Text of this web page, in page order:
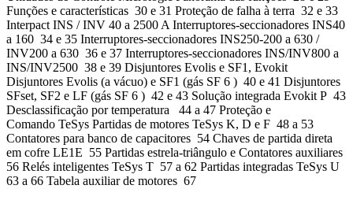
Funções e características 30 e 31 Proteção de falha à terra 32 e 33
Interpact INS / INV 40 a 2500 A Interruptores-seccionadores INS40
a 160 34 e 35 Interruptores-seccionadores INS250-200 a 630 /
INV200 a 630 36 e 37 Interruptores-seccionadores INS/INV800 a
INS/INV2500 38 e 39 Disjuntores Evolis e SF1, Evokit
Disjuntores Evolis (a vácuo) e SF1 (gás SF 6 ) 40 e 41 Disjuntores
SFset, SF2 e LF (gás SF 6 ) 42 e 43 Solução integrada Evokit P 43
Desclassificação por temperatura 44 a 47 Proteção e
Comando TeSys Partidas de motores TeSys K, D e F 48 a 53
Contatores para banco de capacitores 54 Chaves de partida direta
em cofre LE1E 55 Partidas estrela-triângulo e Contatores auxiliares
56 Relés inteligentes TeSys T 57 a 62 Partidas integradas TeSys U
63 a 66 Tabela auxiliar de motores 67